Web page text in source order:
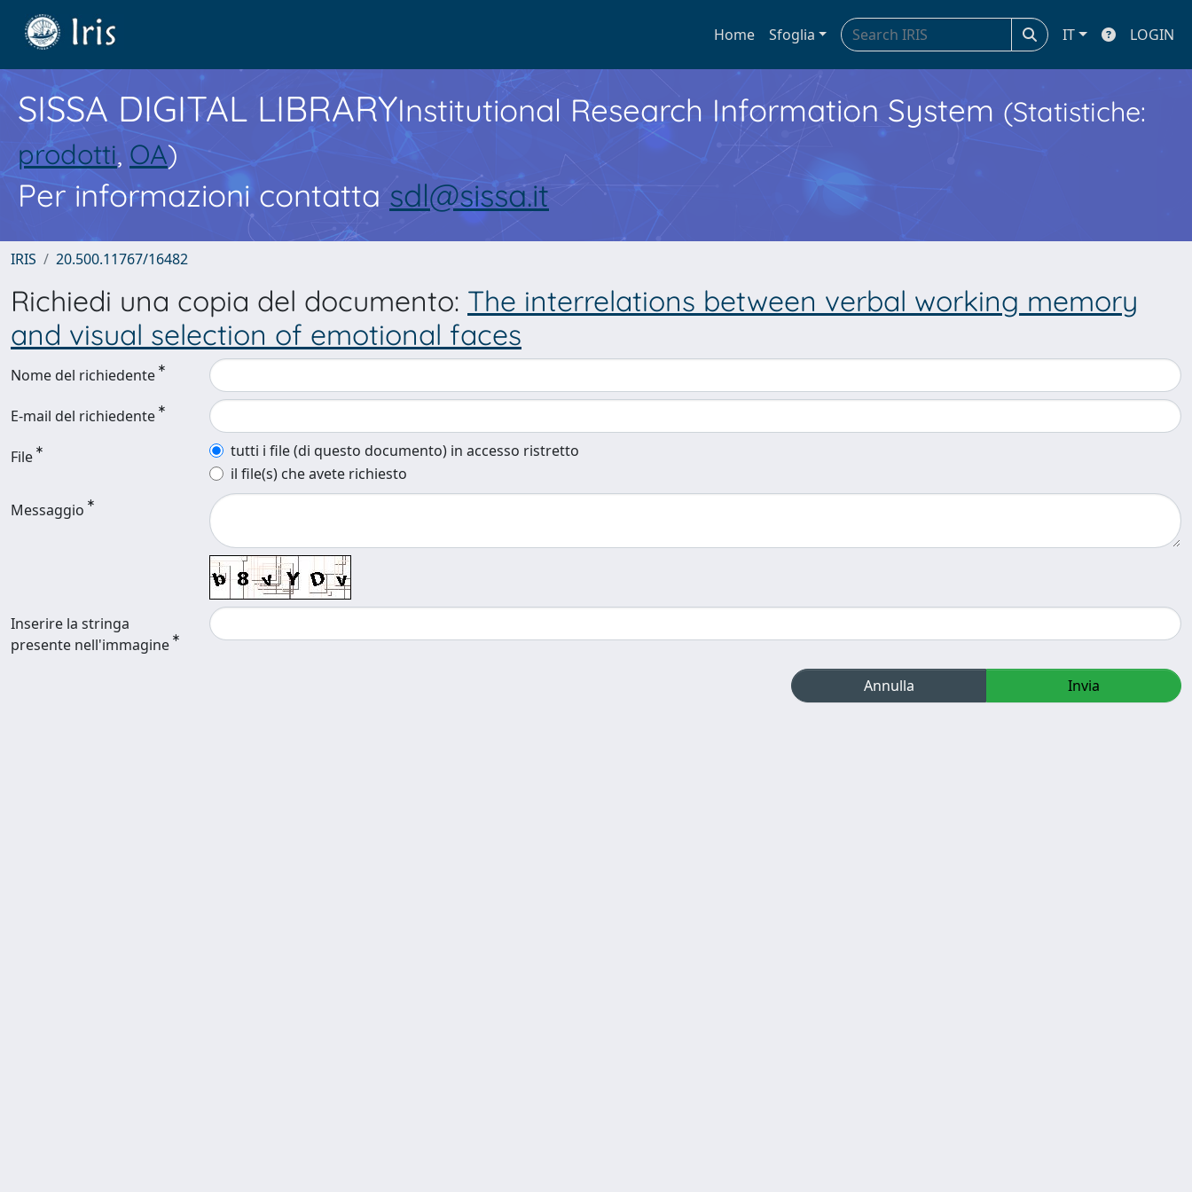
Home Sfoglia IT LOGIN
SISSA DIGITAL LIBRARYInstitutional Research Information System (Statistiche:
prodotti, OA)
Per informazioni contatta sdl@sissa.it
IRIS 20.500.11767/16482
Richiedi una copia del documento: The interrelations between verbal working memory
and visual selection of emotional faces
Nome del richiedente
E-mail del richiedente
File
tutti i file (di questo documento) in accesso ristretto
il file(s) che avete richiesto
Messaggio
Inserire la stringa
presente nell'immagine
Annulla Invia